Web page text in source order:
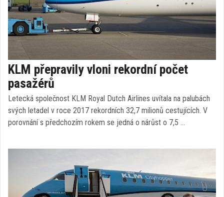
KLM přepravily vloni rekordní počet
pasažérů
Letecká společnost KLM Royal Dutch Airlines uvítala na palubách
svých letadel v roce 2017 rekordních 32,7 milionů cestujících. V
porovnání s předchozím rokem se jedná o nárůst o 7,5 …